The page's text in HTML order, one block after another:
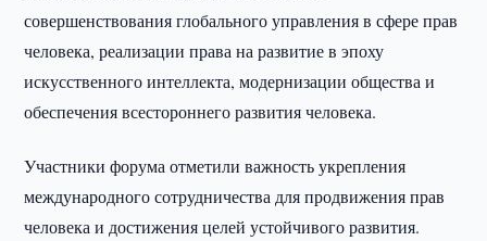
совершенствования глобального управления в сфере прав
человека, реализации права на развитие в эпоху
искусственного интеллекта, модернизации общества и
обеспечения всестороннего развития человека.
Участники форума отметили важность укрепления
международного сотрудничества для продвижения прав
человека и достижения целей устойчивого развития.